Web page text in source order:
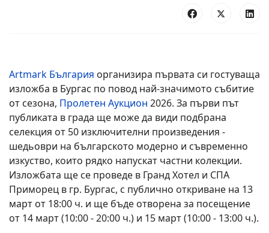
Artmark България организира първата си гостуваща
изложба в Бургас по повод най-значимото събитие
от сезона, Пролетен Аукцион 2026. За първи път
публиката в града ще може да види подбрана
селекция от 50 изключителни произведения -
шедьоври на българското модерно и съвременно
изкуство, които рядко напускат частни колекции.
Изложбата ще се проведе в Гранд Хотел и СПА
Приморец в гр. Бургас, с публично откриване на 13
март от 18:00 ч. и ще бъде отворена за посещение
от 14 март (10:00 - 20:00 ч.) и 15 март (10:00 - 13:00 ч.).